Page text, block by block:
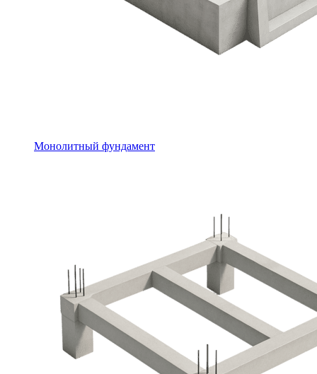
Монолитный фундамент